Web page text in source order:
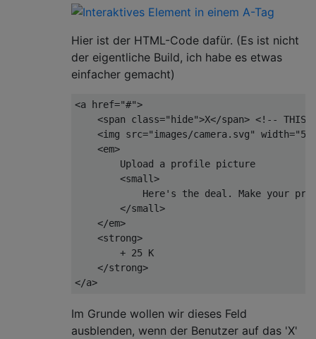
Hier ist der HTML-Code dafür. (Es ist nicht
der eigentliche Build, ich habe es etwas
einfacher gemacht)
<a href="#">
<span class="hide">X</span> <!-- THIS IS
<img src="images/camera.svg" width=
<em>
        Upload a profile picture
<small>
Here's the deal. Make your
</small>
</em>
<strong>
        + 25 K
</strong>
</a>
Im Grunde wollen wir dieses Feld
ausblenden, wenn der Benutzer auf das 'X'